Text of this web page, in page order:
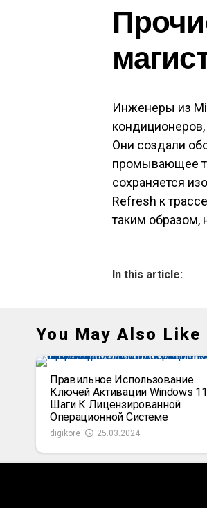
Инженеры из
Они создали
промывающее
сохраняется
Refresh к
таким образом,
In this article:
You May Also Like
Правильное Использование
Ключей Активации Windows
Шаги К Лицензированной
Операционной Системе
digikore 25.03.2024